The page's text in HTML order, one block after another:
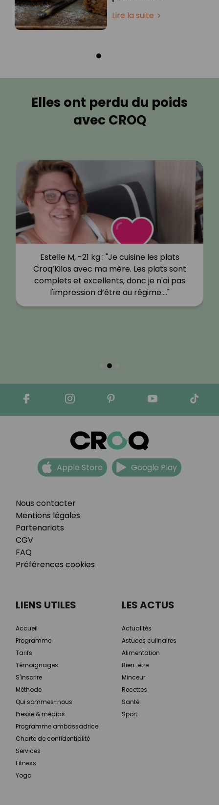
Lire la suite
Elles ont perdu du poids
avec CROQ
Estelle M, -21 kg : "Je cuisine les plats
Croq’Kilos avec ma mère. Les plats sont
complets et excellents, donc je n'ai pas
l'impression d’être au régime.…"
Nous contacter
Mentions légales
Partenariats
CGV
FAQ
Préférences cookies
Apple Store Google Play
LIENS UTILES
Accueil
Programme
Tarifs
Témoignages
S'inscrire
Méthode
Qui sommes-nous
Presse & médias
Programme ambassadrice
Charte de confidentialité
Services
Fitness
Yoga
LES ACTUS
Actualités
Astuces culinaires
Alimentation
Bien-être
Minceur
Recettes
Santé
Sport